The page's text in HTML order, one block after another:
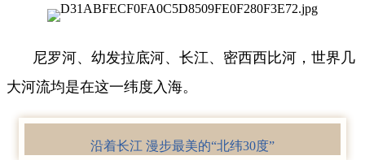
尼罗河、幼发拉底河、长江、密西西比河，世界几
大河流均是在这一纬度入海。
沿着长江 漫步最美的“北纬30度”